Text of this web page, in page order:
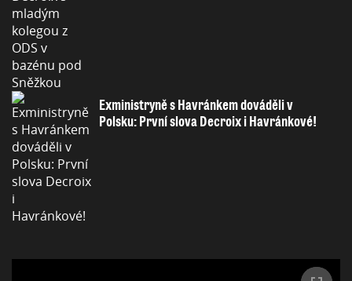
Exministryně s Havránkem dováděli v
Polsku: První slova Decroix i Havránkové!